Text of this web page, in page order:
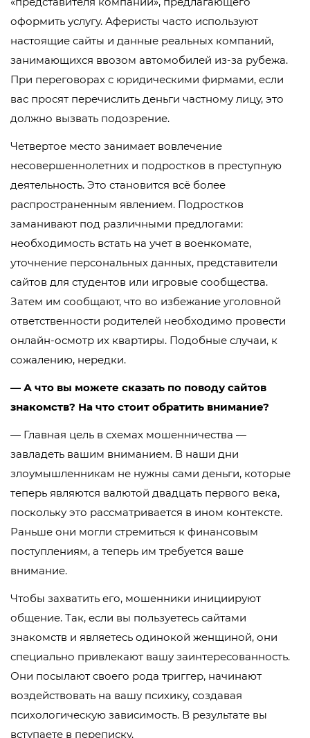
оформить услугу. Аферисты часто используют
настоящие сайты и данные реальных компаний,
занимающихся ввозом автомобилей из-за рубежа.
При переговорах с юридическими фирмами, если
вас просят перечислить деньги частному лицу, это
должно вызвать подозрение.
Четвертое место занимает вовлечение
несовершеннолетних и подростков в преступную
деятельность. Это становится всё более
распространенным явлением. Подростков
заманивают под различными предлогами:
необходимость встать на учет в военкомате,
уточнение персональных данных, представители
сайтов для студентов или игровые сообщества.
Затем им сообщают, что во избежание уголовной
ответственности родителей необходимо провести
онлайн-осмотр их квартиры. Подобные случаи, к
сожалению, нередки.
— А что вы можете сказать по поводу сайтов
знакомств? На что стоит обратить внимание?
— Главная цель в схемах мошенничества —
завладеть вашим вниманием. В наши дни
злоумышленникам не нужны сами деньги, которые
теперь являются валютой двадцать первого века,
поскольку это рассматривается в ином контексте.
Раньше они могли стремиться к финансовым
поступлениям, а теперь им требуется ваше
внимание.
Чтобы захватить его, мошенники инициируют
общение. Так, если вы пользуетесь сайтами
знакомств и являетесь одинокой женщиной, они
специально привлекают вашу заинтересованность.
Они посылают своего рода триггер, начинают
воздействовать на вашу психику, создавая
психологическую зависимость. В результате вы
вступаете в переписку.